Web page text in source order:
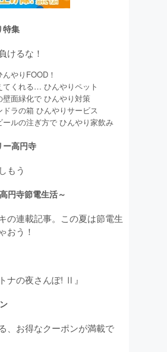
特集
けるな！
やりFOOD！
てくれる… ひんやりペット
壁面緑化で ひんやり対策
ドラの箱 ひんやりサービス
ールの注ぎ方で ひんやり家飲み
ー高円寺
もう
円寺節電生活～
の連載記事。この夏は節電生
おう！
ナの夜さんぽ! Ⅱ』
、お得なクーポンが満載で